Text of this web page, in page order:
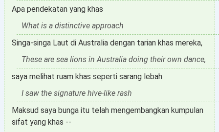
Apa pendekatan yang khas
What is a distinctive approach
Singa-singa Laut di Australia dengan tarian khas mereka,
These are sea lions in Australia doing their own dance,
saya melihat ruam khas seperti sarang lebah
I saw the signature hive-like rash
Maksud saya bunga itu telah mengembangkan kumpulan
sifat yang khas --